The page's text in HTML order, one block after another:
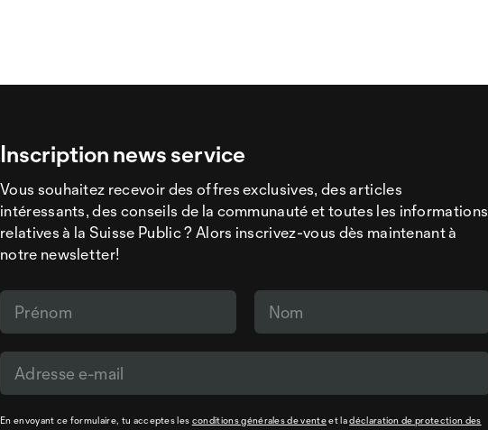
Inscription news service
Vous souhaitez recevoir des offres exclusives, des articles
intéressants, des conseils de la communauté et toutes les informations
relatives à la Suisse Public ? Alors inscrivez-vous dès maintenant à
notre newsletter!
En envoyant ce formulaire, tu acceptes les conditions générales de venteet ladéclaration de protection des